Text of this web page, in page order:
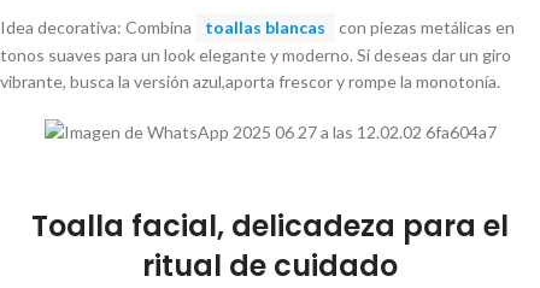
Idea decorativa: Combina toallas blancas
con piezas metálicas en
tonos suaves para un look elegante y moderno. Si deseas dar un giro
vibrante, busca la versión azul,aporta frescor y rompe la monotonía.
Toalla facial, delicadeza para el
ritual de cuidado